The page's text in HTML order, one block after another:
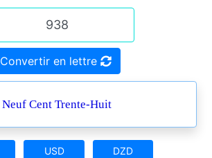
Convertir en lettre
Neuf Cent Trente-Huit
USD
DZD